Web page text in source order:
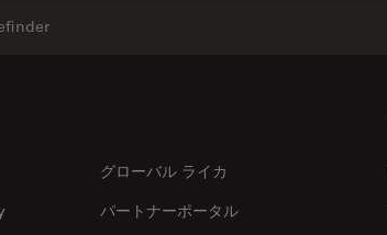
グローバル ライカ
パートナーポータル